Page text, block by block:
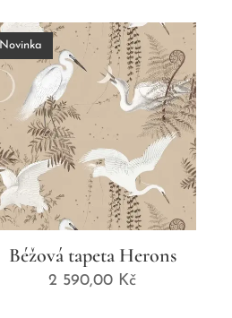
Béžová tapeta Herons
Novinka
2 590,00 Kč